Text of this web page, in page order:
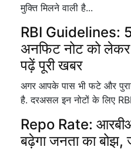
मुक्ति मिलने वाली है...
RBI Guidelines:
अनफिट नोट को लेकर
पढ़ें पूरी खबर
अगर आपके पास भी फटे और
है. दरअसल इन नोटों के लिए
Repo Rate:
बढ़ेगा जनता का बोझ,